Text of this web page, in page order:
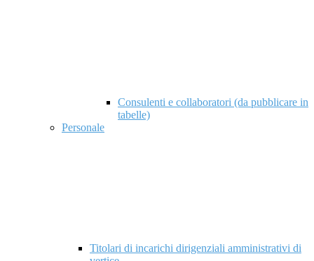
Consulenti e collaboratori (da pubblicare in
tabelle)
Personale
Titolari di incarichi dirigenziali amministrativi di